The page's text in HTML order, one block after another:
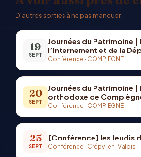
D'autres sorties à ne pas manquer.
19
SEPT
Journées du Patrimoine |
l’Internement et de la
Conférence · COMPIEGNE
20
SEPT
Journées du Patrimoine |
orthodoxe de
Conférence · COMPIEGNE
25
SEPT
[Conférence] les Jeudis
Conférence · Crépy-en-Valois